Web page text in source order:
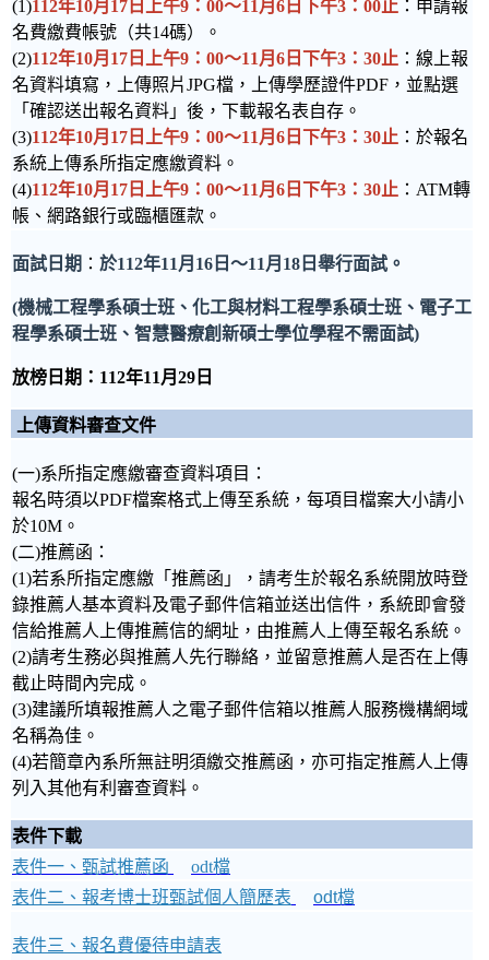
(1)112年10月17日上午9：00～11月6日下午3：00止 ：申請報
名費繳費帳號（共14碼）。
(2)112年10月17日上午9：00～11月6日下午3：30止 ：線上報
名資料填寫，上傳照片JPG檔，上傳學歷證件PDF，並點選
「確認送出報名資料」後，下載報名表自存。
(3)112年10月17日上午9：00～11月6日下午3：30止 ：於報名
系統上傳系所指定應繳資料。
(4)112年10月17日上午9：00～11月6日下午3：30止 ：ATM轉
帳、網路銀行或臨櫃匯款。
面試日期 ： 於112年11月16日～11月18日舉行面試。
(機械工程學系碩士班、化工與材料工程學系碩士班、電子工
程學系碩士班、智慧醫療創新碩士學位學程不需面試)
放榜日期：112年11月29日
上傳資料審查文件
(一)系所指定應繳審查資料項目：
報名時須以PDF檔案格式上傳至系統，每項目檔案大小請小
於10M。
(二)推薦函：
(1)若系所指定應繳「推薦函」，請考生於報名系統開放時登
錄推薦人基本資料及電子郵件信箱並送出信件，系統即會發
信給推薦人上傳推薦信的網址，由推薦人上傳至報名系統。
(2)請考生務必與推薦人先行聯絡，並留意推薦人是否在上傳
截止時間內完成。
(3)建議所填報推薦人之電子郵件信箱以推薦人服務機構網域
名稱為佳。
(4)若簡章內系所無註明須繳交推薦函，亦可指定推薦人上傳
列入其他有利審查資料。
表件下載
表件一、甄試推薦函
odt檔
表件二、報考博士班甄試個人簡歷表
odt檔
表件三、報名費優待申請表